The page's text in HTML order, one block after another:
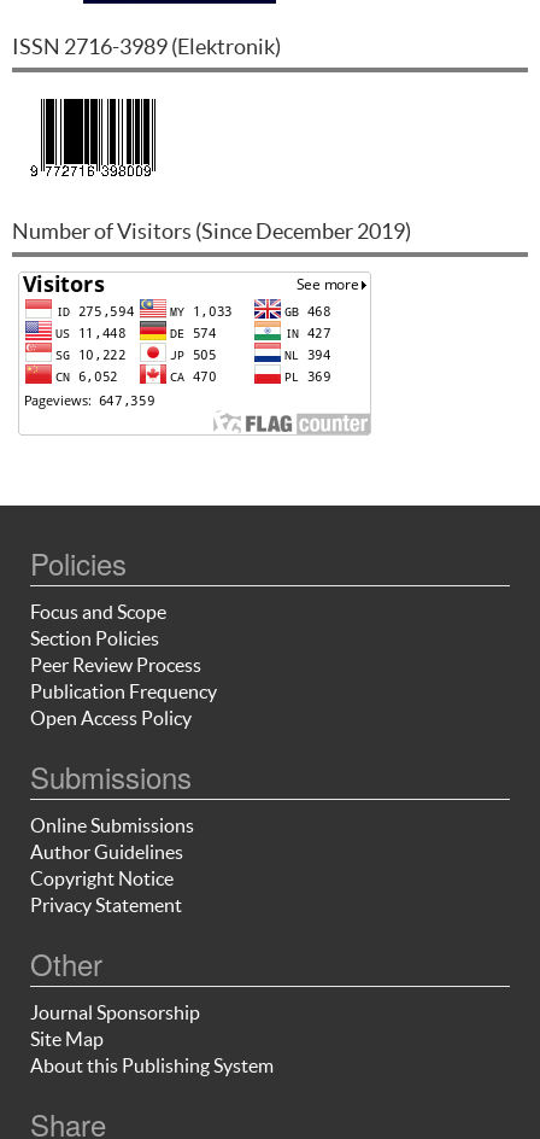
ISSN 2716-3989(Elektronik)
Number of Visitors (Since December 2019)
Policies
Focus and Scope
Section Policies
Peer Review Process
Publication Frequency
Open Access Policy
Submissions
Online Submissions
Author Guidelines
Copyright Notice
Privacy Statement
Other
Journal Sponsorship
Site Map
About this Publishing System
Share